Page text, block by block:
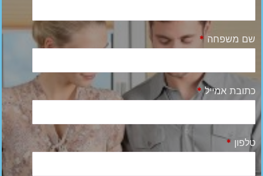
שם משפחה *
כתובת אמייל *
טלפון *